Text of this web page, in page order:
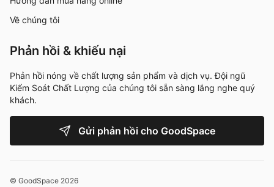
Về chúng tôi
Phản hồi & khiếu nại
Phản hồi nóng về chất lượng sản phẩm và dịch vụ. Đội ngũ
Kiểm Soát Chất Lượng của chúng tôi sẵn sàng lắng nghe quý
khách.
Gửi phản hồi cho GoodSpace
© GoodSpace 2026